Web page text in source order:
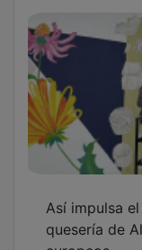
quesería de
europeos